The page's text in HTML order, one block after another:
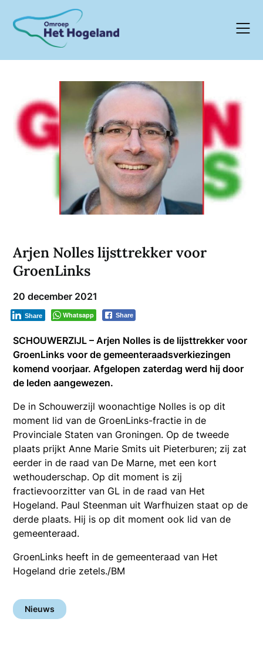
content
Arjen Nolles lijsttrekker voor
GroenLinks
20 december 2021
Whatsapp Share
Share
SCHOUWERZIJL – Arjen Nolles is de lijsttrekker voor
GroenLinks voor de gemeenteraadsverkiezingen
komend voorjaar. Afgelopen zaterdag werd hij door
de leden aangewezen.
De in Schouwerzijl woonachtige Nolles is op dit
moment lid van de GroenLinks-fractie in de
Provinciale Staten van Groningen. Op de tweede
plaats prijkt Anne Marie Smits uit Pieterburen; zij zat
eerder in de raad van De Marne, met een kort
wethouderschap. Op dit moment is zij
fractievoorzitter van GL in de raad van Het
Hogeland. Paul Steenman uit Warfhuizen staat op de
derde plaats. Hij is op dit moment ook lid van de
gemeenteraad.
GroenLinks heeft in de gemeenteraad van Het
Hogeland drie zetels./BM
Nieuws